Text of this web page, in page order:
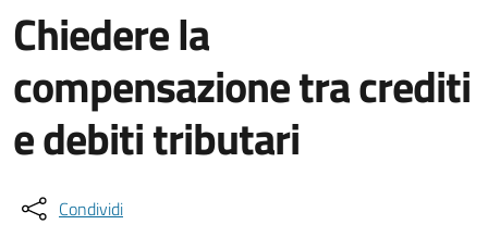
Chiedere la
compensazione tra crediti
e debiti tributari
Condividi